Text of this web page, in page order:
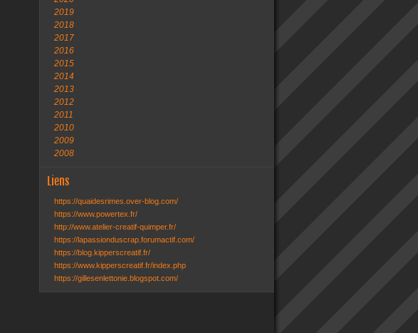
2019
2018
2017
2016
2015
2014
2013
2012
2011
2010
2009
2008
Liens
https://quaidesrimes.over-blog.com/
https://www.powertex.fr/
http://www.atelier-creatif-quimper.fr/
https://lapassionduscrap.forumactif.com/
https://blog.kipperscreatif.fr/
https://www.kipperscreatif.fr/index.php
https://gillesenlettonie.blogspot.com/